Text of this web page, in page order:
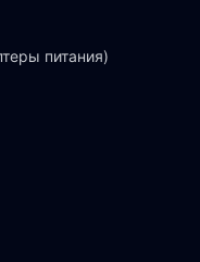
питания)